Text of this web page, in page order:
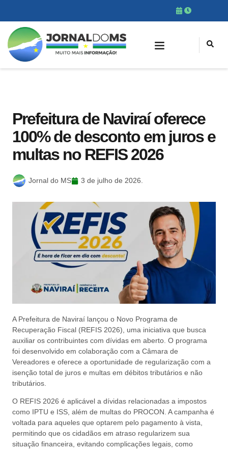
Prefeitura de Naviraí oferece
100% de desconto em juros e
multas no REFIS 2026
Jornal do MS 3 de julho de 2026.
A Prefeitura de Naviraí lançou o Novo Programa de
Recuperação Fiscal (REFIS 2026), uma iniciativa que busca
auxiliar os contribuintes com dívidas em aberto. O programa
foi desenvolvido em colaboração com a Câmara de
Vereadores e oferece a oportunidade de regularização com a
isenção total de juros e multas em débitos tributários e não
tributários.
O REFIS 2026 é aplicável a dívidas relacionadas a impostos
como IPTU e ISS, além de multas do PROCON. A campanha é
voltada para aqueles que optarem pelo pagamento à vista,
permitindo que os cidadãos em atraso regularizem sua
situação financeira, evitando complicações legais, como